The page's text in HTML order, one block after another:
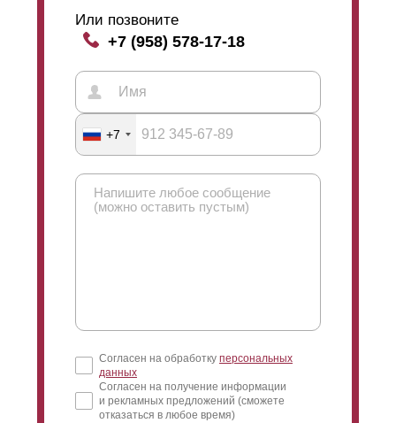
Или позвоните
+7 (958) 578-17-18
+7
Согласен на обработку персональных
данных
Согласен на получение информации
и рекламных предложений (сможете
отказаться в любое время)